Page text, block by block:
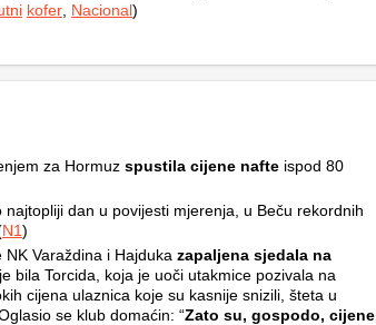
kofer Nacional)
za Hormuz spustila cijene nafte ispod 80
najtopliji dan u povijesti mjerenja, u Beču rekordnih
N1)
NK Varaždina i Hajduka zapaljena sjedala na
bila Torcida, koja je uoči utakmice pozivala na
cijena ulaznica koje su kasnije snizili, šteta u
se klub domaćin: “Zato su, gospodo, cijene